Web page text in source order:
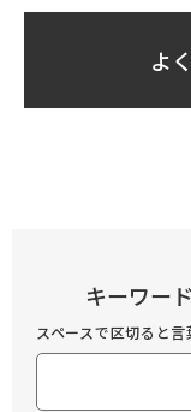
よ
キーワー
スペースで区切ると